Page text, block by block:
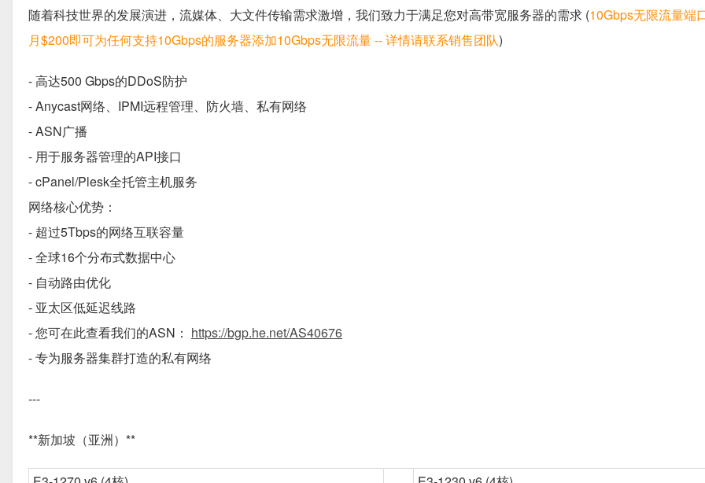
随着科技世界的发展演进，流媒体、大文件传输需求激增，我们致力于满足您对高带宽服务器的需求 (10Gbps无限流量端
月$200即可为任何支持10Gbps的服务器添加10Gbps无限流量 -- 详情请联系销售团队)
- 高达500 Gbps的DDoS防护
- Anycast网络、IPMI远程管理、防火墙、私有网络
- ASN广播
- 用于服务器管理的API接口
- cPanel/Plesk全托管主机服务
网络核心优势：
- 超过5Tbps的网络互联容量
- 全球16个分布式数据中心
- 自动路由优化
- 亚太区低延迟线路
- 您可在此查看我们的ASN： https://bgp.he.net/AS40676
- 专为服务器集群打造的私有网络
---
**新加坡（亚洲）**